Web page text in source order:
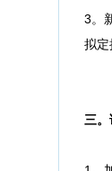
3。
拟定
三。